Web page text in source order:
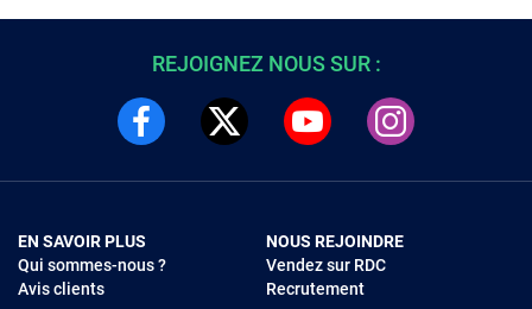
REJOIGNEZ NOUS SUR :
EN SAVOIR PLUS
Qui sommes-nous ?
Avis clients
NOUS REJOINDRE
Vendez sur RDC
Recrutement